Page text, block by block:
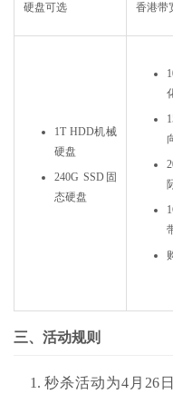
硬盘可选 香港带
1T HDD机械
硬盘
240G SSD 固
态硬盘
三、活动规则
秒杀活动为4月26